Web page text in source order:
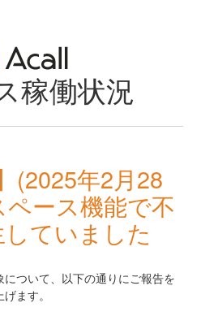
稼働状況
このページについて
(2025年2月28
ース機能で不
ていました
について、以下の通りにご報告を
ます。